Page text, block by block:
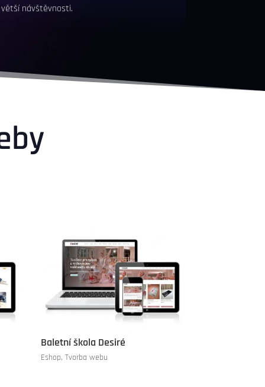
větší návštěvnosti.
Baletní škola Desiré
Eshop, Tvorba webu